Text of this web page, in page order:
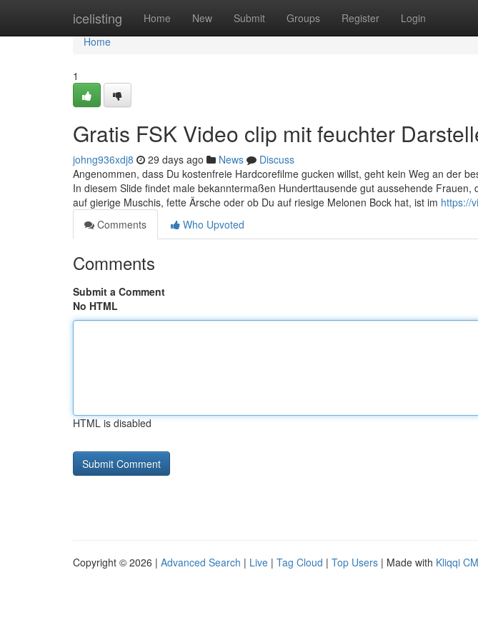
icelisting Home New Submit Groups Register Login
Home
Home
1
Gratis FSK Video clip mit feuchter
johng936xdj8 29 days ago News
Discuss
Angenommen, dass Du kostenfreie Hardcorefilme gucken willst, geht kein Weg an der
In diesem Slide findet male bekanntermaßen Hunderttausende gut aussehende Frauen,
auf gierige Muschis, fette Ärsche oder ob Du auf riesige Melonen Bock hat, ist im https://
Comments
Who Upvoted
Comments
Submit a Comment
No HTML
HTML is disabled
Copyright © 2026 | Advanced Search | Live | Tag Cloud | Top Users | Made with Kliqqi